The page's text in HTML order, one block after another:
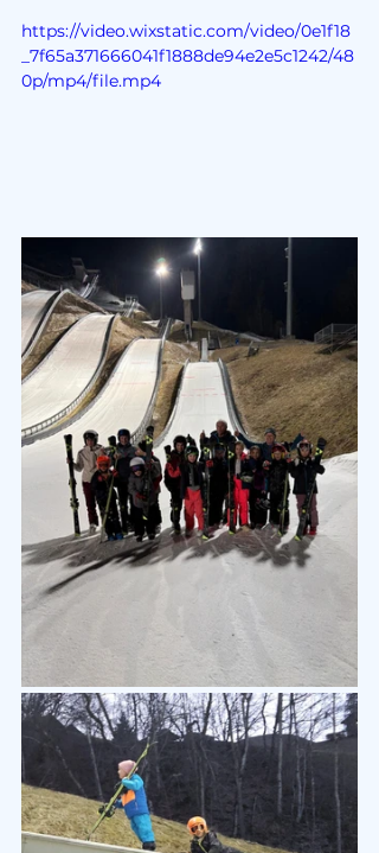
https://video.wixstatic.com/video/0e1f18
_7f65a371666041f1888de94e2e5c1242/48
0p/mp4/file.mp4